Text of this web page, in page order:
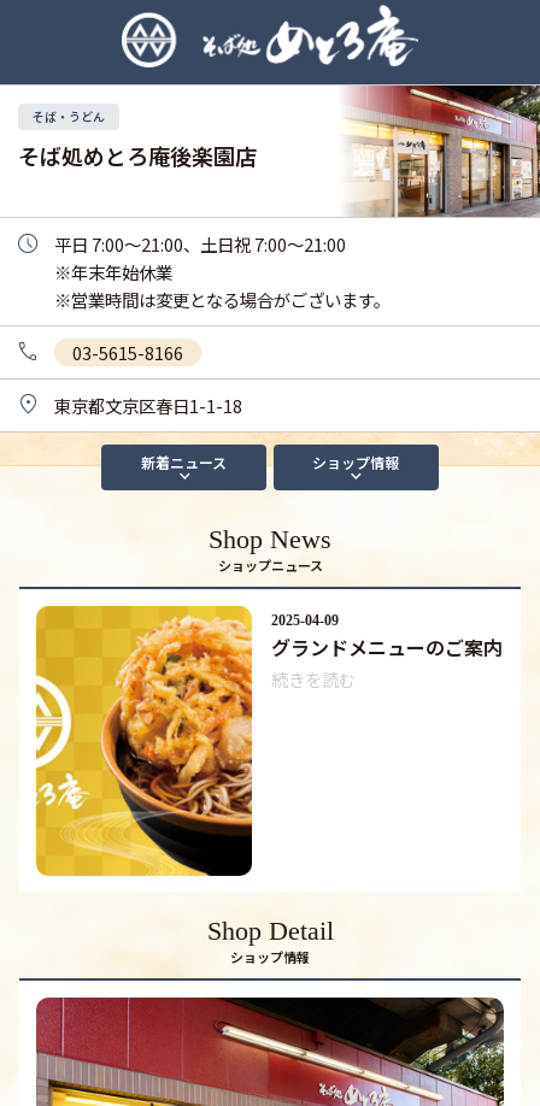
そば・うどん
そば処めとろ庵後楽園店
平日 7:00～21:00、土日祝 7:00～21:00
※年末年始休業
※営業時間は変更となる場合がございます。
03-5615-8166
東京都文京区春日1-1-18
新着ニュース ショップ情報
Shop News
ショップニュース
2025-04-09
グランドメニューのご案内
続きを読む
Shop Detail
ショップ情報